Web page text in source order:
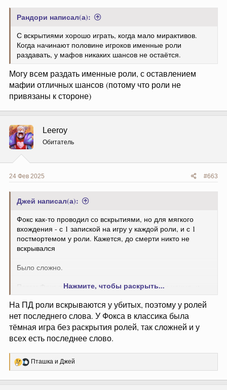
Рандори написал(а):
С вскрытиями хорошо играть, когда мало мирактивов.
Когда начинают половине игроков именные роли
раздавать, у мафов никаких шансов не остаётся.
Могу всем раздать именные роли, с оставлением
мафии отличных шансов (потому что роли не
привязаны к стороне)
Leeroy
Обитатель
24 Фев 2025 #663
Джей написал(а):
Фокс как-то проводил со вскрытиями, но для мягкого
вхождения - с 1 запиской на игру у каждой роли, и с 1
постмортемом у роли. Кажется, до смерти никто не
вскрывался
Было сложно.
Потом Фокс проводил со вскрытиями, днём и ночью, и
играм было ощущение, что такое извращение таки
мотивировало людей вскрываться, но было всё равно
очень сложно. На третью игру я уже не записался и не
читал её, даже не знаю, что там было, кроме мод килла
маньяка за неактив и всё равно победы мафии
В целом, народ наверное запишется, но просто никому
не будет
Нажмите, чтобы раскрыть...
На ПД роли вскрываются у убитых, поэтому у ролей
нет последнего слова. У Фокса в классика была
тёмная игра без раскрытия ролей, так сложней и у
всех есть последнее слово.
Р
е
Пташка и Джей